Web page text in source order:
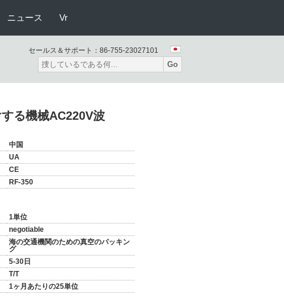
ニュース Vr
セールス＆サポート： 86-755-23027101
Go
る機械AC220V波
中国
UA
CE
RF-350
1単位
negotiable
海の交通機関のための真空のパッキン
グ
5-30日
T/T
1ヶ月あたりの25単位